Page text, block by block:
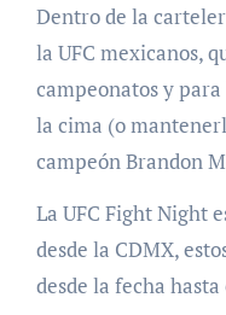
Dentro de la
la UFC mexicanos,
campeonatos y
la cima (o
campeón Brandon
La UFC Fight Night
desde la CDMX,
desde la fecha